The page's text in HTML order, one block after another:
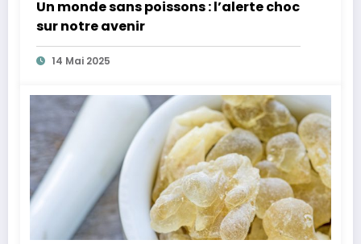
Un monde sans poissons : l’alerte choc
sur notre avenir
14 Mai 2025